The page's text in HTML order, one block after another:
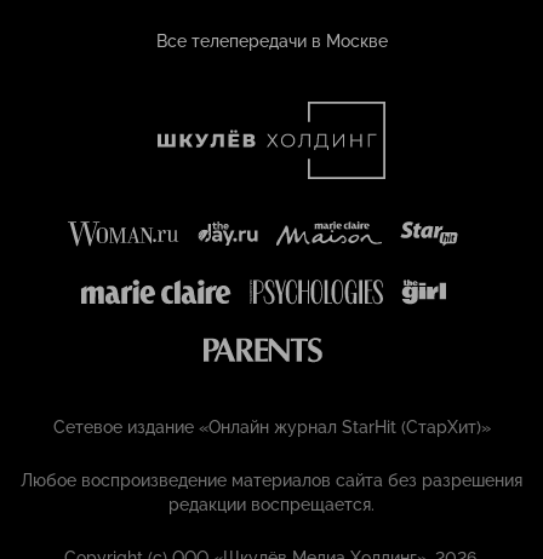
Все телепередачи в Москве
Сетевое издание «Онлайн журнал StarHit (СтарХит)»
Любое воспроизведение материалов сайта без разрешения
редакции воспрещается.